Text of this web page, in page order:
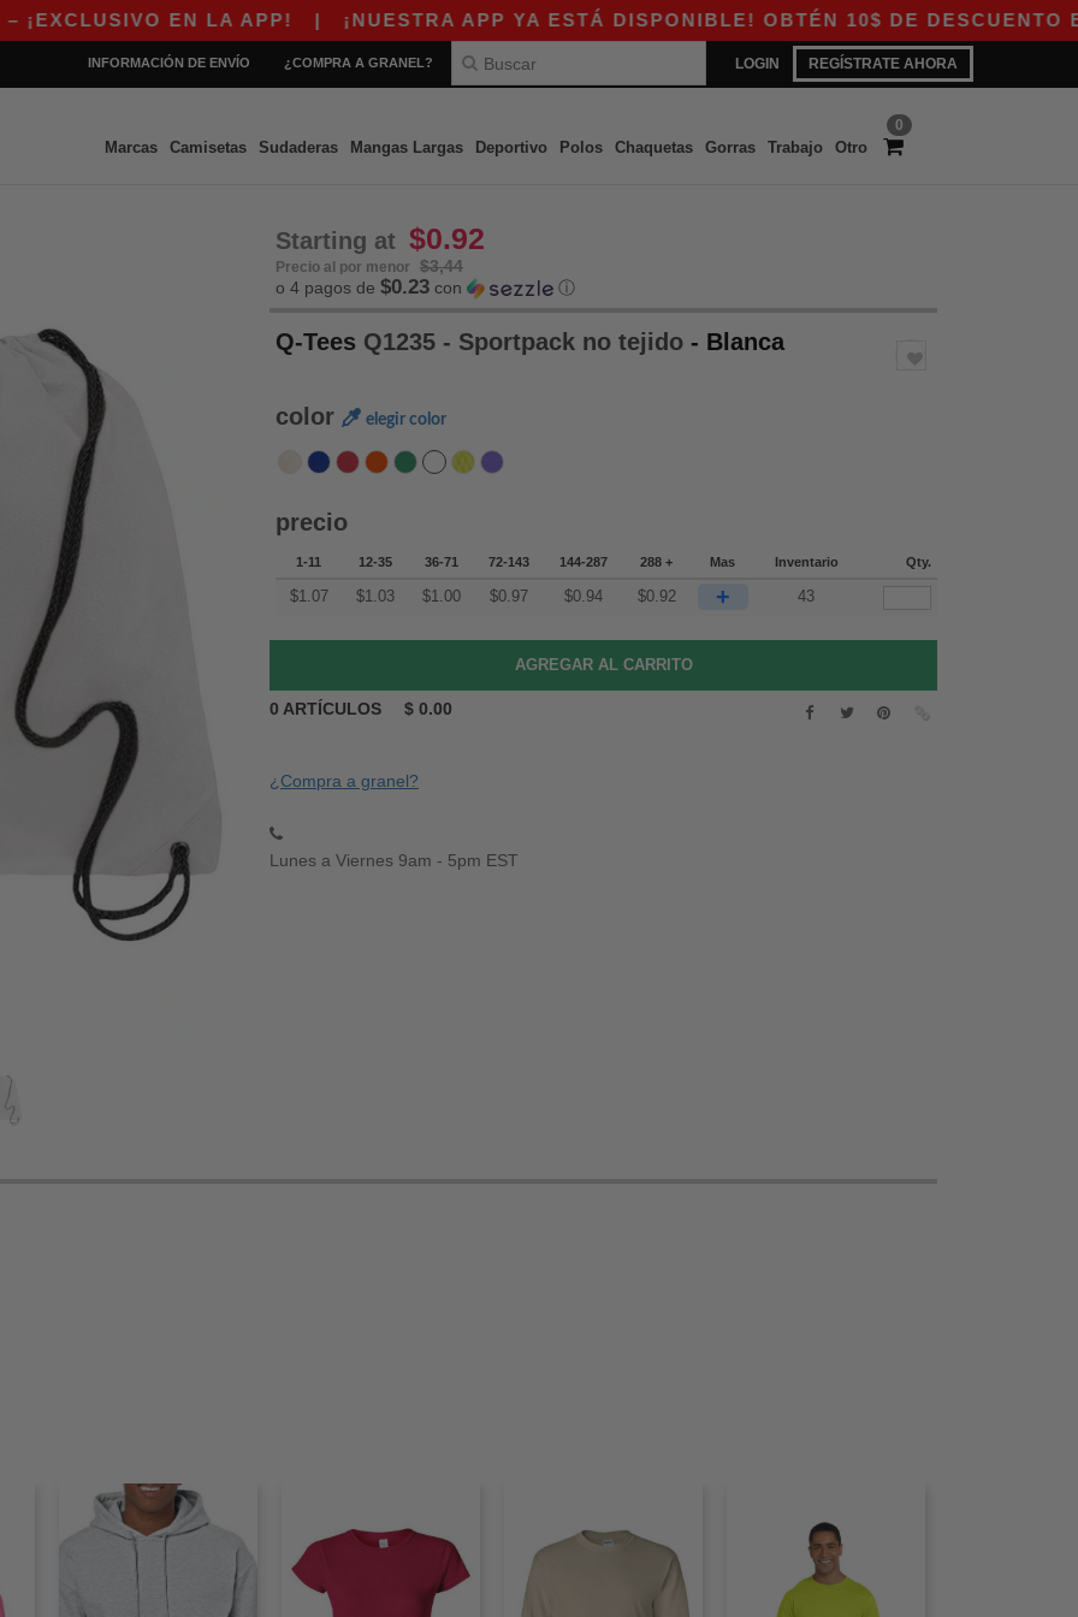
EN LA APP!|¡NUESTRA APP YA ESTÁ DISPONIBLE! OBTÉN 10$ DE DESCUENTO EN
LOGIN REGÍSTRATE AHORA
INFORMACIÓN DE ENVÍO ¿COMPRA A GRANEL?
0
Marcas Camisetas Sudaderas Mangas Largas Deportivo Polos Chaquetas Gorras Trabajo Otro
Starting at $0.92
Precio al por menor
$3,44
o 4 pagos de $0.23 con ⓘ
Q-Tees Q1235 - Sportpack no tejido - Blanca
color elegir color
precio
1-11 12-35 36-71 72-143 144-287 288 + Mas Inventario Qty.
$1.07 $1.03 $1.00 $0.97 $0.94 $0.92 + 43
0 ARTÍCULOS $ 0.00
¿Compra a granel?
Lunes a Viernes 9am - 5pm EST